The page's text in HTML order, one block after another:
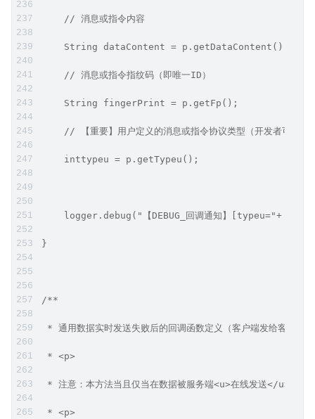
    // 消息或指令内容
    String dataContent = p.getDataContent();
    // 消息或指令指纹码（即唯一ID）
    String fingerPrint = p.getFp();
// 【重要】用户定义的消息或指令协议类型（开发者可据此
    inttypeu = p.getTypeu();
logger.debug("【DEBUG_回调通知】[typeu="+
}
/**
* 通用数据实时发送失败后的回调函数定义（客户端发给客户
* <p>
* 注意：本方法当且仅当在数据被服务端<u>在线发送</u>失败
* <p>